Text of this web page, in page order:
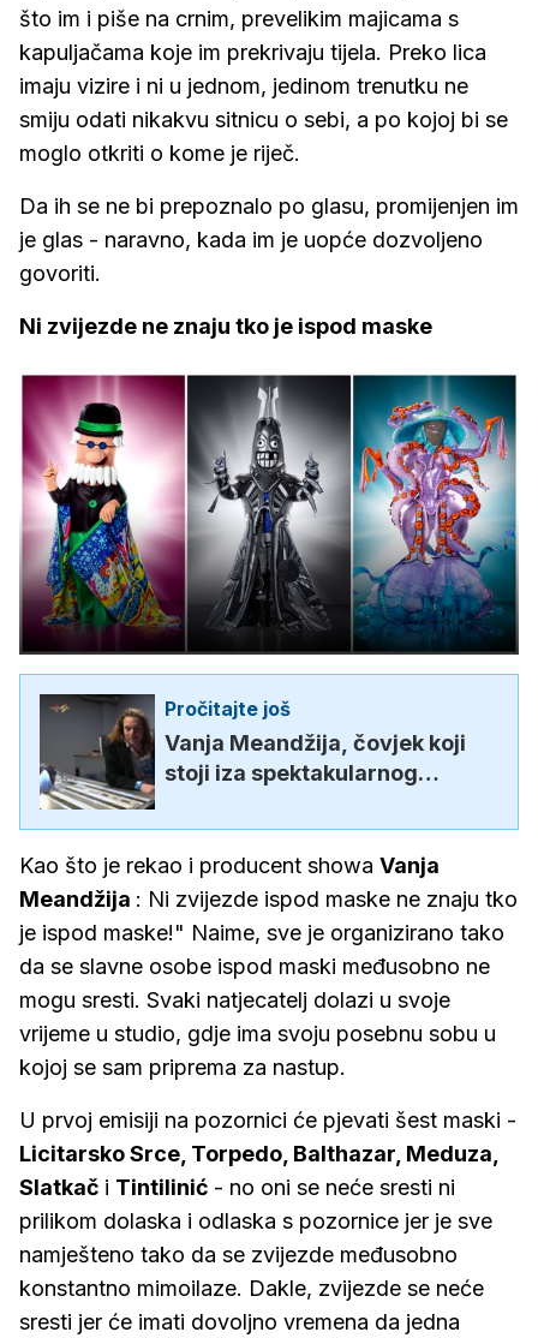
što im i piše na crnim, prevelikim majicama s
kapuljačama koje im prekrivaju tijela. Preko lica
imaju vizire i ni u jednom, jedinom trenutku ne
smiju odati nikakvu sitnicu o sebi, a po kojoj bi se
moglo otkriti o kome je riječ.
Da ih se ne bi prepoznalo po glasu, promijenjen im
je glas - naravno, kada im je uopće dozvoljeno
govoriti.
Ni zvijezde ne znaju tko je ispod maske
Pročitajte još
Vanja Meandžija, čovjek koji
stoji iza spektakularnog
ispod maske ne...
Kao što je rekao i producent showa Vanja
Meandžija : Ni zvijezde ispod maske ne znaju tko
je ispod maske!" Naime, sve je organizirano tako
da se slavne osobe ispod maski međusobno ne
mogu sresti. Svaki natjecatelj dolazi u svoje
vrijeme u studio, gdje ima svoju posebnu sobu u
kojoj se sam priprema za nastup.
U prvoj emisiji na pozornici će pjevati šest maski -
Licitarsko Srce, Torpedo, Balthazar, Meduza,
Slatkač i Tintilinić - no oni se neće sresti ni
prilikom dolaska i odlaska s pozornice jer je sve
namješteno tako da se zvijezde međusobno
konstantno mimoilaze. Dakle, zvijezde se neće
sresti jer će imati dovoljno vremena da jedna